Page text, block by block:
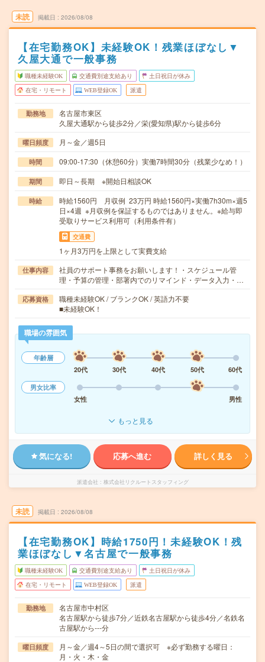
未読 掲載日 2026/08/08
【在宅勤務OK】未経験OK！残業ほぼなし▼
久屋大通で一般事務
職種未経験OK 交通費別途支給あり 土日祝日が休み
在宅・リモート WEB登録OK 派遣
勤務地
名古屋市東区
久屋大通駅から徒歩2分／栄(愛知県)駅から徒歩6分
曜日頻度 月～金／週5日
時間 09:00-17:30（休憩60分）実働7時間30分（残業少なめ！）
期間 即日～長期 ※開始日相談OK
時給
時給1560円 月収例 23万円 時給1560円×実働7h30m×週5
日×4週 ※月収例を保証するものではありません。※給与即
受取りサービス利用可（利用条件有）
交通費
1ヶ月3万円を上限として実費支給
仕事内容
社員のサポート事務をお願いします！・スケジュール管
理・予算の管理・部署内でのリマインド・データ入力・…
応募資格
職種未経験OK / ブランクOK / 英語力不要
■未経験OK！
職場の雰囲気
年齢層
20代
30代 40代 50代
60代
男女比率
女性
男性
もっと見る
気になる! 応募へ進む 詳しく見る
派遣会社 株式会社リクルートスタッフィング
未読 掲載日 2026/08/08
【在宅勤務OK】時給1750円！未経験OK！残
業ほぼなし▼名古屋で一般事務
職種未経験OK 交通費別途支給あり 土日祝日が休み
在宅・リモート WEB登録OK 派遣
勤務地
名古屋市中村区
名古屋駅から徒歩7分／近鉄名古屋駅から徒歩4分／名鉄名
古屋駅から---分
曜日頻度
月～金／週4～5日の間で選択可 ※必ず勤務する曜日：
月・火・木・金